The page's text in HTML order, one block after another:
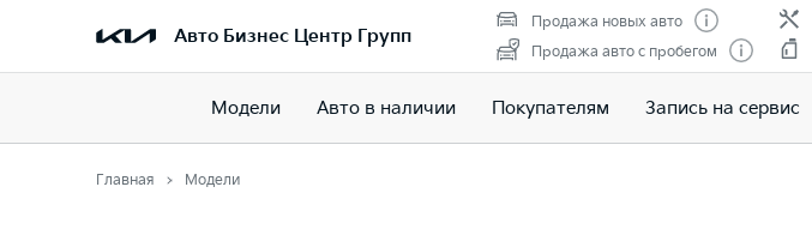
Авто Бизнес Центр Групп
Продажа новых авто
Продажа авто с пробегом
Модели Авто в наличии Покупателям Запись на сервис
Главная Модели